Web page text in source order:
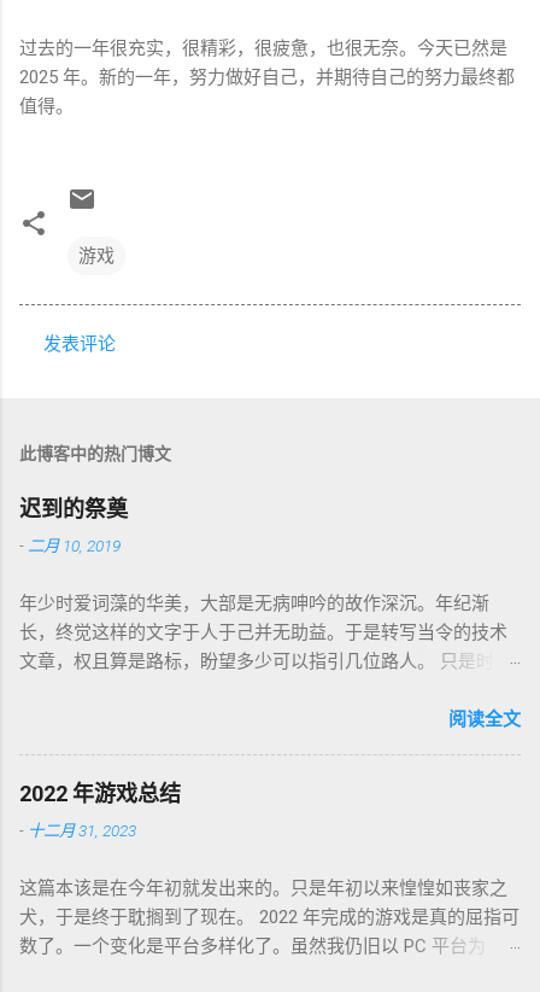
过去的一年很充实，很精彩，很疲惫，也很无奈。今天已然是
2025 年。新的一年，努力做好自己，并期待自己的努力最终都
值得。
游戏
发表评论
此博客中的热门博文
迟到的祭奠
- 二月 10, 2019
年少时爱词藻的华美，大部是无病呻吟的故作深沉。年纪渐
长，终觉这样的文字于人于己并无助益。于是转写当令的技术
文章，权且算是路标，盼望多少可以指引几位路人。 只是时代
图标为何物，转眼千禧一代业已成人，不知墙为何物。互联网
盛开，RSS 之父自戕，开源日益沦为资本巨鳄博弈的棋子。 这
个光怪陆离的世界，不是游戏中的虚幻场景，却是千千万万个
如我一样的人鞠躬尽瘁亲手打造的魔幻现实。这可是我曾希冀
世界如此复杂，我连这巨轮的去向也无从分辨。 辗转无眠的夜
晚，陪在枕边的便是金庸老先生的几部书。每每读到若有所
悟，才能在黎明前草草小憩。老先生从武侠到无侠，层层递进
阅读全文
2022 年游戏总结
- 十二月 31, 2023
这篇本该是在今年初就发出来的。只是年初以来惶惶如丧家之
犬，于是终于耽搁到了现在。 2022 年完成的游戏是真的屈指可
数了。一个变化是平台多样化了。虽然我仍旧以 PC 平台为